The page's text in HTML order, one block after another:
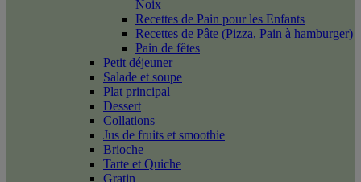
Noix
Recettes de Pain pour les Enfants
Recettes de Pâte (Pizza, Pain à hamburger)
Pain de fêtes
Petit déjeuner
Salade et soupe
Plat principal
Dessert
Collations
Jus de fruits et smoothie
Brioche
Tarte et Quiche
Gratin